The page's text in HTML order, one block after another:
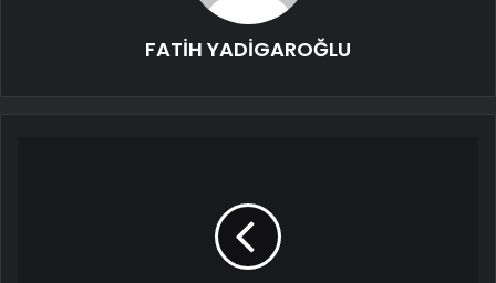
FATİH YADİGAROĞLU